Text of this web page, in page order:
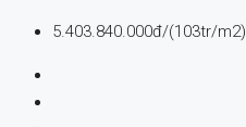
5.403.840.000đ/(103tr/m2)